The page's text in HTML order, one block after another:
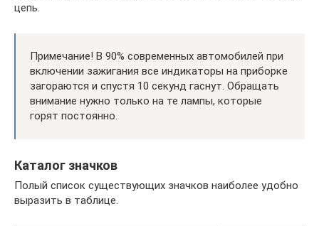
цепь.
Примечание! В 90% современных автомобилей при
включении зажигания все индикаторы на приборке
загораются и спустя 10 секунд гаснут. Обращать
внимание нужно только на те лампы, которые
горят постоянно.
Каталог значков
Полый список существующих значков наиболее удобно
выразить в таблице.